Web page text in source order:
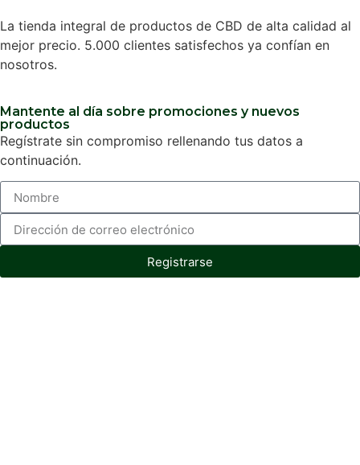
La tienda integral de productos de CBD de alta calidad al
mejor precio. 5.000 clientes satisfechos ya confían en
nosotros.
Mantente al día sobre promociones y nuevos
productos
Regístrate sin compromiso rellenando tus datos a
continuación.
Registrarse